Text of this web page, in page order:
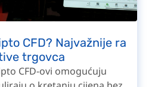
CFD? Najvažnije ra
trgovca
CFD-ovi omogućuju